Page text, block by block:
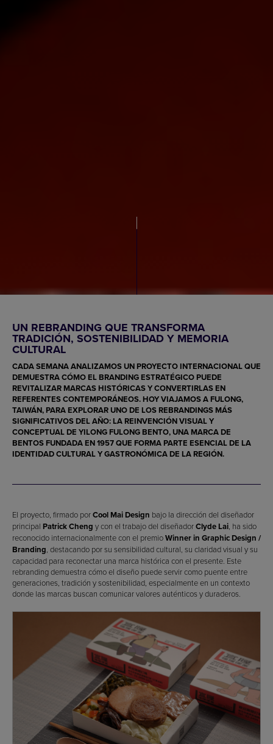
UN REBRANDING QUE TRANSFORMA
TRADICIÓN, SOSTENIBILIDAD Y MEMORIA
CULTURAL
CADA SEMANA ANALIZAMOS UN PROYECTO INTERNACIONAL QUE
DEMUESTRA CÓMO EL BRANDING ESTRATÉGICO PUEDE
REVITALIZAR MARCAS HISTÓRICAS Y CONVERTIRLAS EN
REFERENTES CONTEMPORÁNEOS. HOY VIAJAMOS A FULONG,
TAIWÁN, PARA EXPLORAR UNO DE LOS REBRANDINGS MÁS
SIGNIFICATIVOS DEL AÑO: LA REINVENCIÓN VISUAL Y
CONCEPTUAL DE YILONG FULONG BENTO, UNA MARCA DE
BENTOS FUNDADA EN 1957 QUE FORMA PARTE ESENCIAL DE LA
IDENTIDAD CULTURAL Y GASTRONÓMICA DE LA REGIÓN.
El proyecto, firmado porCool Mai Design bajo la dirección del diseñador
principal Patrick Cheng y con el trabajo del diseñadorClyde Lai, ha sido
reconocido internacionalmente con el premioWinner in Graphic Design /
Branding, destacando por su sensibilidad cultural, su claridad visual y su
capacidad para reconectar una marca histórica con el presente. Este
rebranding demuestra cómo el diseño puede servir como puente entre
generaciones, tradición y sostenibilidad, especialmente en un contexto
donde las marcas buscan comunicar valores auténticos y duraderos.